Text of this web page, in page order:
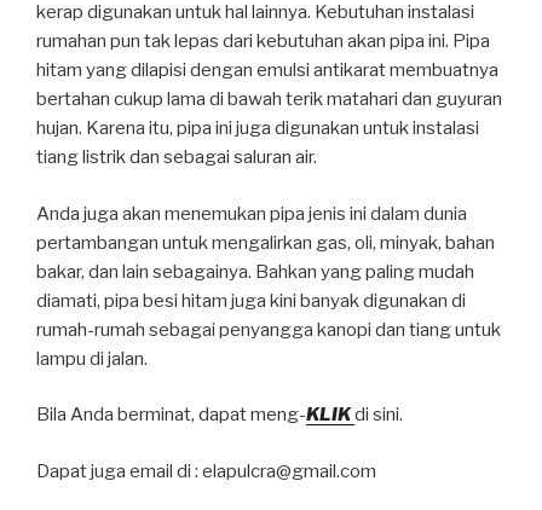
kerap digunakan untuk hal lainnya. Kebutuhan instalasi
rumahan pun tak lepas dari kebutuhan akan pipa ini. Pipa
hitam yang dilapisi dengan emulsi antikarat membuatnya
bertahan cukup lama di bawah terik matahari dan guyuran
hujan. Karena itu, pipa ini juga digunakan untuk instalasi
tiang listrik dan sebagai saluran air.
Anda juga akan menemukan pipa jenis ini dalam dunia
pertambangan untuk mengalirkan gas, oli, minyak, bahan
bakar, dan lain sebagainya. Bahkan yang paling mudah
diamati, pipa besi hitam juga kini banyak digunakan di
rumah-rumah sebagai penyangga kanopi dan tiang untuk
lampu di jalan.
Bila Anda berminat, dapat meng-KLIKdi sini.
Dapat juga email di : elapulcra@gmail.com